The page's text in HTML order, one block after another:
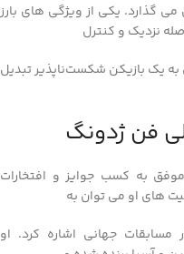
گذارد. یکی از ویژگی‌ های بارز
نزدیک و کنترل
به یک بازیکن شکست‌ناپذیر تبدیل
فن ژدونگ
به کسب جوایز و افتخارات
های او می‌ توان به
جهانی اشاره کرد. او